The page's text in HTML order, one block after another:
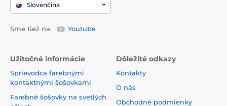
Slovenčina
Sme tiež na: Youtube
Užitočné informácie
Sprievodca farebnými
kontaktnými šošovkami
Farebné šošovky na svetlých
Dôležité odkazy
Kontakty
O nás
Obchodné podmienky